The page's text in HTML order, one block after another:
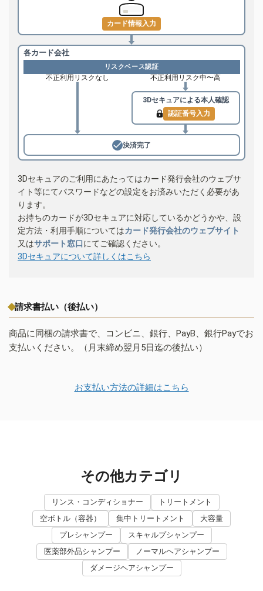
カード情報入力
各カード会社
リスクベース認証
不正利用リスクなし 不正利用リスク中〜高
3Dセキュアによる本人確認
認証番号入力
決済完了
3Dセキュアのご利用にあたってはカード発行会社のウェブサ
イト等にてパスワードなどの設定をお済みいただく必要があ
ります。
お持ちのカードが3Dセキュアに対応しているかどうかや、設
定方法・利用手順についてはカード発行会社のウェブサイト
又はサポート窓口にてご確認ください。
3Dセキュアについて詳しくはこちら
請求書払い（後払い）
商品に同梱の請求書で、コンビニ、銀行、PayB、銀行Payでお
支払いください。（月末締め翌月5日迄の後払い）
お支払い方法の詳細はこちら
その他カテゴリ
リンス・コンディショナー
トリートメント
空ボトル（容器）
集中トリートメント
大容量
プレシャンプー
スキャルプシャンプー
医薬部外品シャンプー
ノーマルヘアシャンプー
ダメージヘアシャンプー